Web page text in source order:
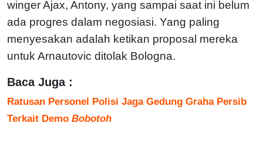
winger Ajax, Antony, yang sampai saat ini belum
ada progres dalam negosiasi. Yang paling
menyesakan adalah ketikan proposal mereka
untuk Arnautovic ditolak Bologna.
Baca Juga :
Ratusan Personel Polisi Jaga Gedung Graha Persib
Terkait Demo Bobotoh